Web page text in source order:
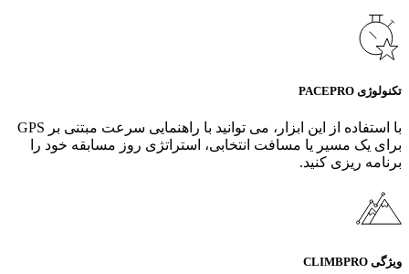
تکنولوژی PACEPRO
با استفاده از این ابزار، می‌ توانید با راهنمایی سرعت مبتنی بر GPS
برای یک مسیر یا مسافت انتخابی، استراتژی روز مسابقه خود را
برنامه‌ ریزی کنید.
ویژگی CLIMBPRO